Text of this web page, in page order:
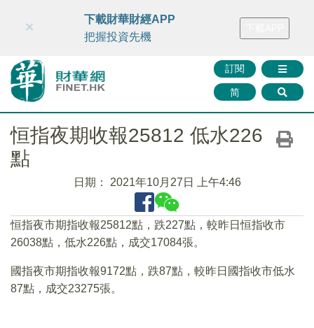
財華智庫網 FINTV FINMETA 財華證券 媒體矩陣
訂閱
简
×
下載財華財經APP
把握投資先機
恒指夜期收報25812 低水226
點
日期： 2021年10月27日 上午4:46
恒指夜市期指收報25812點，跌227點，較昨日恒指收市
26038點，低水226點，成交17084張。
國指夜市期指收報9172點，跌87點，較昨日國指收市低水
87點，成交23275張。